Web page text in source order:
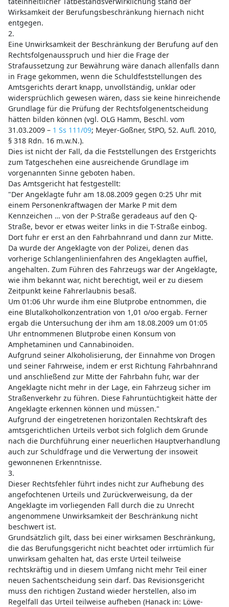
Wirksamkeit der Berufungsbeschränkung hiernach nicht
entgegen.
2.
Eine Unwirksamkeit der Beschränkung der Berufung auf den
Rechtsfolgenausspruch und hier die Frage der
Strafaussetzung zur Bewährung wäre danach allenfalls dann
in Frage gekommen, wenn die Schuldfeststellungen des
Amtsgerichts derart knapp, unvollständig, unklar oder
widersprüchlich gewesen wären, dass sie keine hinreichende
Grundlage für die Prüfung der Rechtsfolgenentscheidung
hätten bilden können (vgl. OLG Hamm, Beschl. vom
31.03.2009 – 1 Ss 111/09; Meyer-Goßner, StPO, 52. Aufl. 2010,
§ 318 Rdn. 16 m.w.N.).
Dies ist nicht der Fall, da die Feststellungen des Erstgerichts
zum Tatgeschehen eine ausreichende Grundlage im
vorgenannten Sinne geboten haben.
Das Amtsgericht hat festgestellt:
"Der Angeklagte fuhr am 18.08.2009 gegen 0:25 Uhr mit
einem Personenkraftwagen der Marke P mit dem
Kennzeichen … von der P-Straße geradeaus auf den Q-
Straße, bevor er etwas weiter links in die T-Straße einbog.
Dort fuhr er erst an den Fahrbahnrand und dann zur Mitte.
Da wurde der Angeklagte von der Polizei, denen das
vorherige Schlangenlinienfahren des Angeklagten auffiel,
angehalten. Zum Führen des Fahrzeugs war der Angeklagte,
wie ihm bekannt war, nicht berechtigt, weil er zu diesem
Zeitpunkt keine Fahrerlaubnis besaß.
Um 01:06 Uhr wurde ihm eine Blutprobe entnommen, die
eine Blutalkoholkonzentration von 1,01 o/oo ergab. Ferner
ergab die Untersuchung der ihm am 18.08.2009 um 01:05
Uhr entnommenen Blutprobe einen Konsum von
Amphetaminen und Cannabinoiden.
Aufgrund seiner Alkoholisierung, der Einnahme von Drogen
und seiner Fahrweise, indem er erst Richtung Fahrbahnrand
und anschließend zur Mitte der Fahrbahn fuhr, war der
Angeklagte nicht mehr in der Lage, ein Fahrzeug sicher im
Straßenverkehr zu führen. Diese Fahruntüchtigkeit hätte der
Angeklagte erkennen können und müssen."
Aufgrund der eingetretenen horizontalen Rechtskraft des
amtsgerichtlichen Urteils verbot sich folglich dem Grunde
nach die Durchführung einer neuerlichen Hauptverhandlung
auch zur Schuldfrage und die Verwertung der insoweit
gewonnenen Erkenntnisse.
3.
Dieser Rechtsfehler führt indes nicht zur Aufhebung des
angefochtenen Urteils und Zurückverweisung, da der
Angeklagte im vorliegenden Fall durch die zu Unrecht
angenommene Unwirksamkeit der Beschränkung nicht
beschwert ist.
Grundsätzlich gilt, dass bei einer wirksamen Beschränkung,
die das Berufungsgericht nicht beachtet oder irrtümlich für
unwirksam gehalten hat, das erste Urteil teilweise
rechtskräftig und in diesem Umfang nicht mehr Teil einer
neuen Sachentscheidung sein darf. Das Revisionsgericht
muss den richtigen Zustand wieder herstellen, also im
Regelfall das Urteil teilweise aufheben (Hanack in: Löwe-